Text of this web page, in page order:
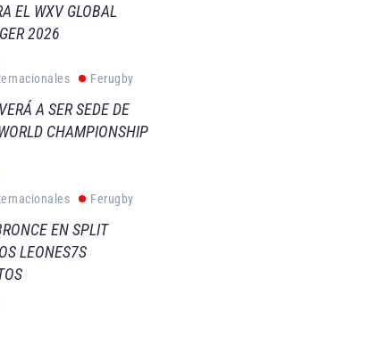
EL WXV GLOBAL
2026
Ferugby
A SER SEDE DE
CHAMPIONSHIP
Ferugby
EN SPLIT
LEONES7S